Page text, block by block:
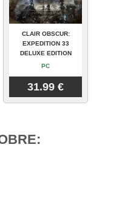
CLAIR OBSCUR:
EXPEDITION 33
DELUXE EDITION
PC
31.99 €